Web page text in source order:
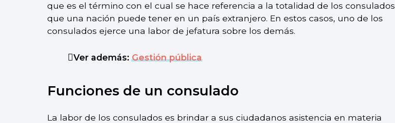
que es el término con el cual se hace referencia a la totalidad de los consulados
que una nación puede tener en un país extranjero. En estos casos, uno de los
consulados ejerce una labor de jefatura sobre los demás.
Ver además:Gestión pública
Funciones de un consulado
La labor de los consulados es brindar a sus ciudadanos asistencia en materia